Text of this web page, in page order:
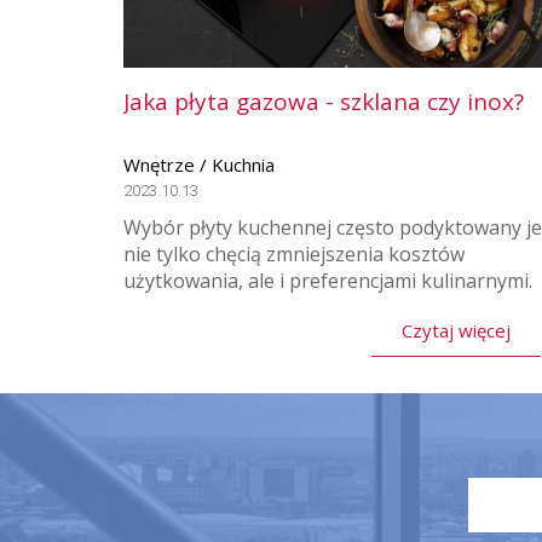
Jaka płyta gazowa - szklana czy inox?
Wnętrze / Kuchnia
2023.10.13
Wybór płyty kuchennej często podyktowany
nie tylko chęcią zmniejszenia kosztów
użytkowania, ale i preferencjami kulinarnymi.
Czytaj więcej